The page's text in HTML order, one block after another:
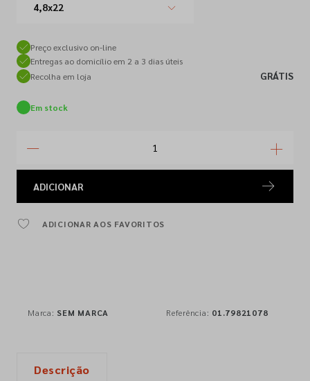
4,8x22
Preço exclusivo on-line
Entregas ao domicílio em 2 a 3 dias úteis
Recolha em loja
GRÁTIS
Em stock
ADICIONAR
ADICIONAR AOS FAVORITOS
Marca: SEM MARCA Referência: 01.79821078
Descrição